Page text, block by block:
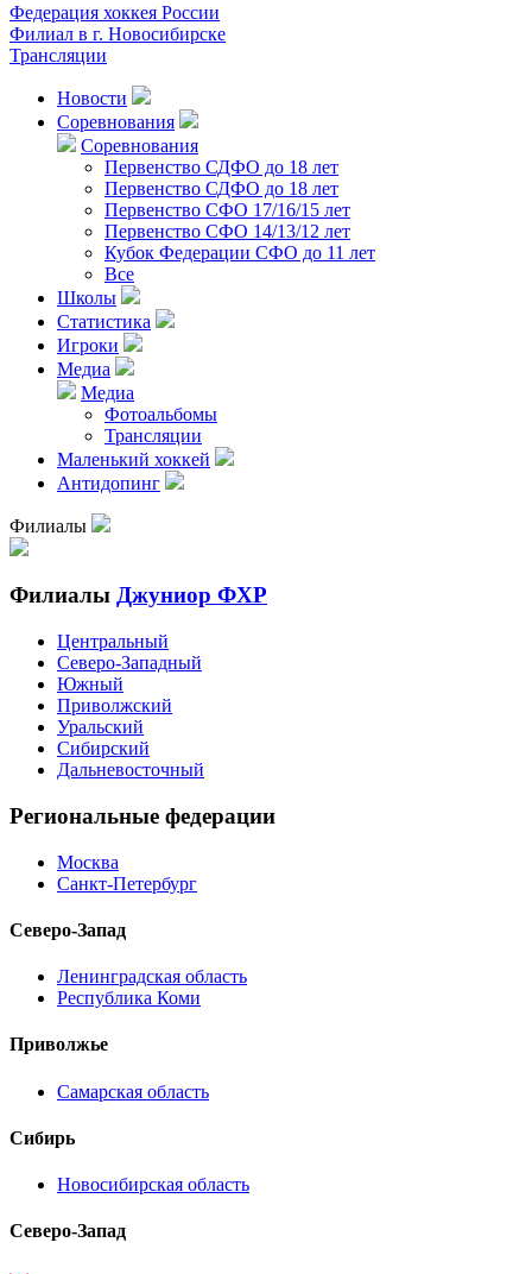
Федерация хоккея России
Филиал в г. Новосибирске
Трансляции
Новости
Соревнования
Соревнования
Первенство СДФО до 18 лет
Первенство СДФО до 18 лет
Первенство СФО 17/16/15 лет
Первенство СФО 14/13/12 лет
Кубок Федерации СФО до 11 лет
Все
Школы
Статистика
Игроки
Медиа
Медиа
Фотоальбомы
Трансляции
Маленький хоккей
Антидопинг
Филиалы
Филиалы Джуниор ФХР
Центральный
Северо-Западный
Южный
Приволжский
Уральский
Сибирский
Дальневосточный
Региональные федерации
Москва
Санкт-Петербург
Северо-Запад
Ленинградская область
Республика Коми
Приволжье
Самарская область
Сибирь
Новосибирская область
Северо-Запад